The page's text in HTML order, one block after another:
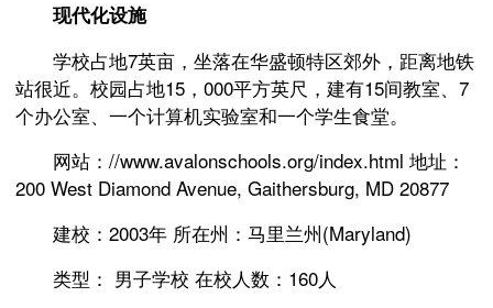
现代化设施
学校占地7英亩，坐落在华盛顿特区郊外，距离地铁
站很近。校园占地15，000平方英尺，建有15间教室、7
个办公室、一个计算机实验室和一个学生食堂。
网站：//www.avalonschools.org/index.html 地址：
200 West Diamond Avenue, Gaithersburg, MD 20877
建校：2003年 所在州：马里兰州(Maryland)
类型： 男子学校 在校人数：160人